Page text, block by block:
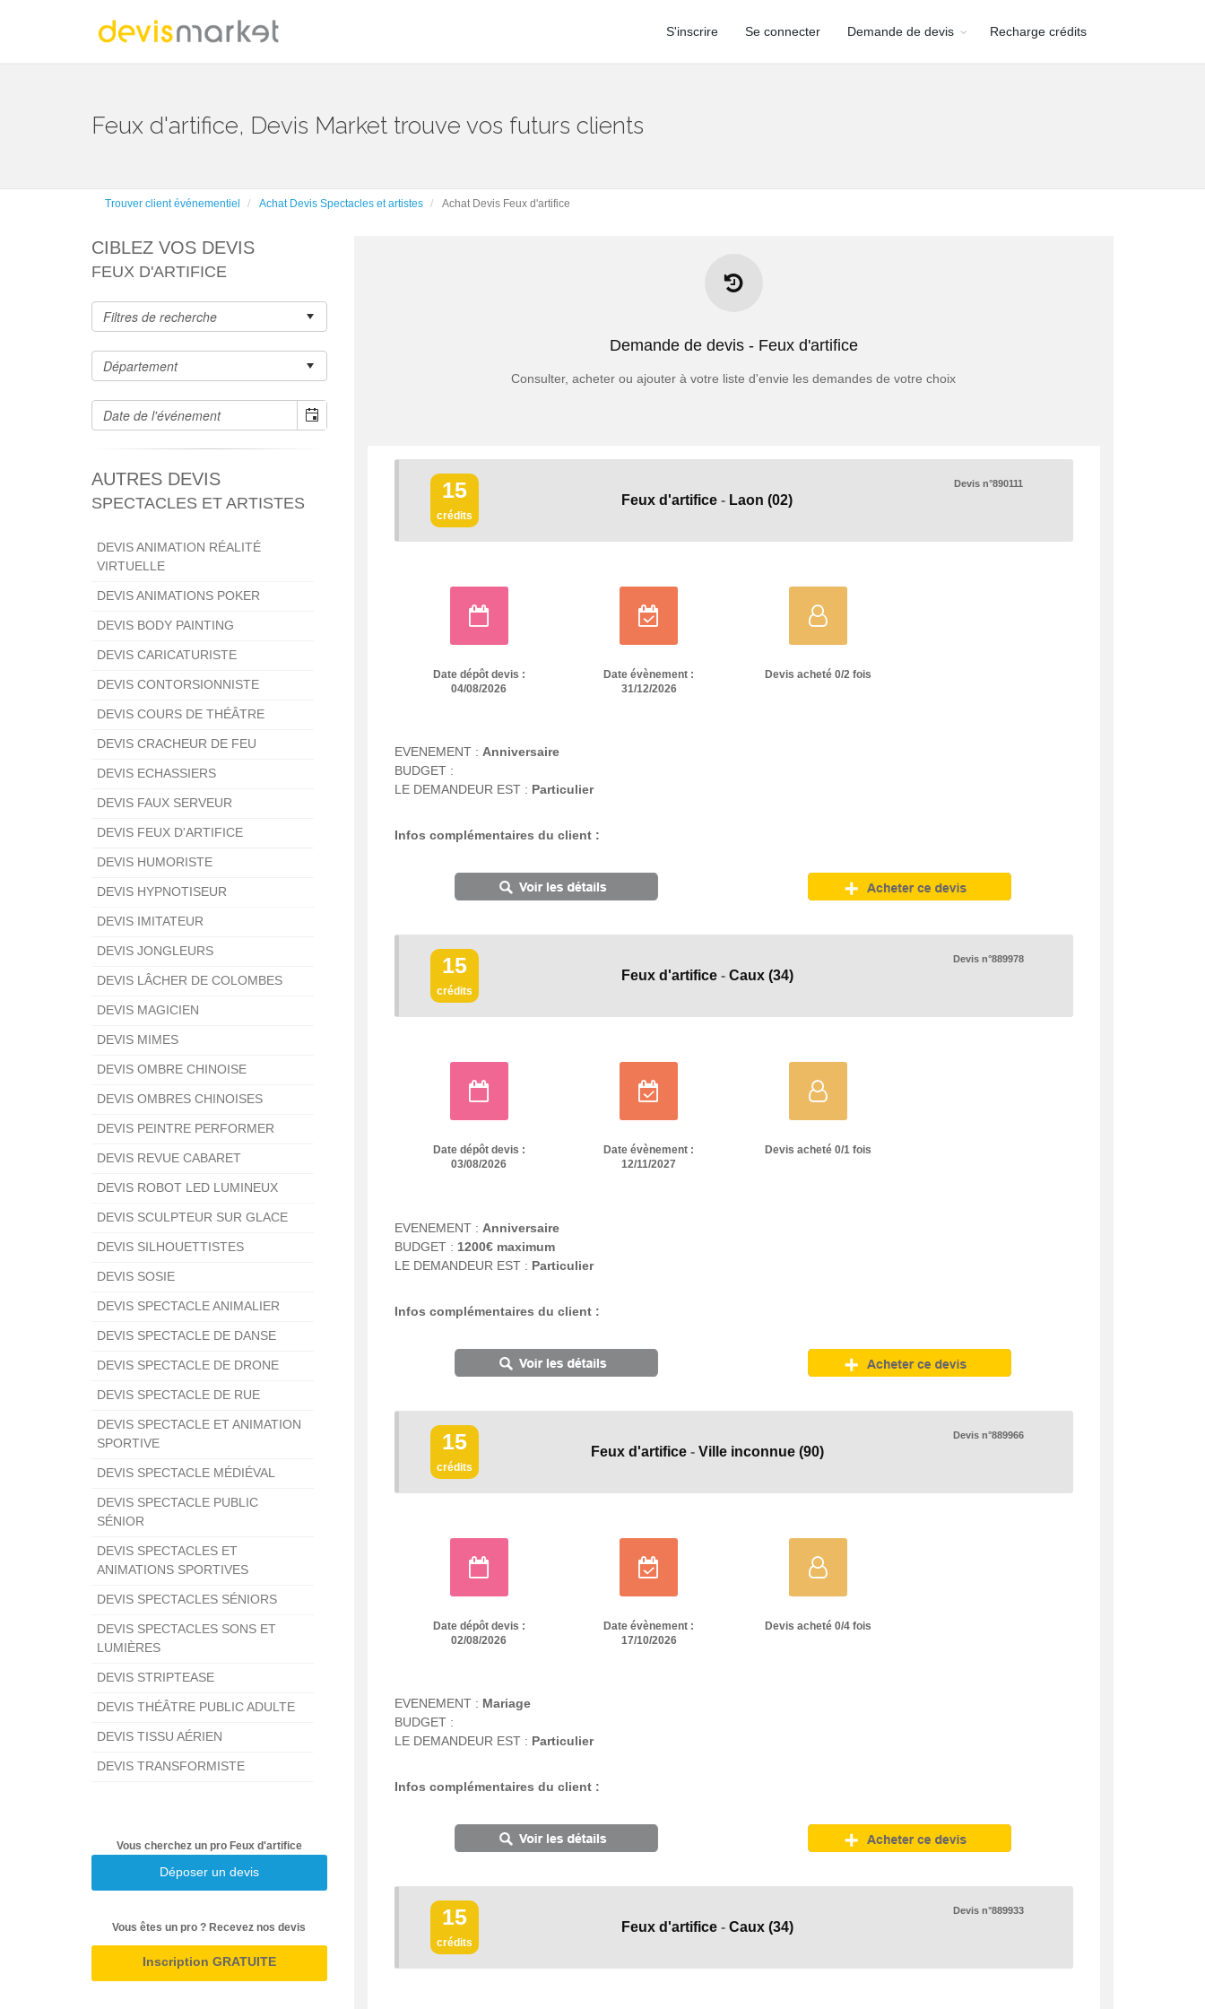
S'inscrire Se connecter Demande de devis Recharge crédits
Feux d'artifice, Devis Market trouve vos futurs clients
Trouver client événementiel Achat Devis Spectacles et artistes Achat Devis Feux d'artifice
CIBLEZ VOS DEVIS
FEUX D'ARTIFICE
AUTRES DEVIS
SPECTACLES ET ARTISTES
DEVIS ANIMATION RÉALITÉ
VIRTUELLE
DEVIS ANIMATIONS POKER
DEVIS BODY PAINTING
DEVIS CARICATURISTE
DEVIS CONTORSIONNISTE
DEVIS COURS DE THÉÂTRE
DEVIS CRACHEUR DE FEU
DEVIS ECHASSIERS
DEVIS FAUX SERVEUR
DEVIS FEUX D'ARTIFICE
DEVIS HUMORISTE
DEVIS HYPNOTISEUR
DEVIS IMITATEUR
DEVIS JONGLEURS
DEVIS LÂCHER DE COLOMBES
DEVIS MAGICIEN
DEVIS MIMES
DEVIS OMBRE CHINOISE
DEVIS OMBRES CHINOISES
DEVIS PEINTRE PERFORMER
DEVIS REVUE CABARET
DEVIS ROBOT LED LUMINEUX
DEVIS SCULPTEUR SUR GLACE
DEVIS SILHOUETTISTES
DEVIS SOSIE
DEVIS SPECTACLE ANIMALIER
DEVIS SPECTACLE DE DANSE
DEVIS SPECTACLE DE DRONE
DEVIS SPECTACLE DE RUE
DEVIS SPECTACLE ET ANIMATION
SPORTIVE
DEVIS SPECTACLE MÉDIÉVAL
DEVIS SPECTACLE PUBLIC
SÉNIOR
DEVIS SPECTACLES ET
ANIMATIONS SPORTIVES
DEVIS SPECTACLES SÉNIORS
DEVIS SPECTACLES SONS ET
LUMIÈRES
DEVIS STRIPTEASE
DEVIS THÉÂTRE PUBLIC ADULTE
DEVIS TISSU AÉRIEN
DEVIS TRANSFORMISTE
Vous cherchez un pro Feux d'artifice
Déposer un devis
Vous êtes un pro ? Recevez nos devis
Inscription GRATUITE
Demande de devis - Feux d'artifice
Consulter, acheter ou ajouter à votre liste d'envie les demandes de votre choix
Les points forts des Demandes de devis Devis Market
- Vous pouvez choisir d'acheter vos demandes avec l'option EXCLUSIVITE pour supprimer toute concurrence.
- Choisissez d’acheter vos demandes avec l’option ASSURANCE, vous avez alors la garantie d’être remboursé de votre achat
15
crédits
Feux d'artifice - Laon (02)
Devis n°890111
Date dépôt devis :
04/08/2026
Date évènement :
31/12/2026
Devis acheté0/2 fois
EVENEMENT : Anniversaire
BUDGET :
LE DEMANDEUR EST : Particulier
Infos complémentaires du client :
15
crédits
Feux d'artifice- Caux (34)
Devis n°889978
Date dépôt devis :
03/08/2026
Date évènement :
12/11/2027
Devis acheté0/1 fois
EVENEMENT : Anniversaire
BUDGET : 1200€ maximum
LE DEMANDEUR EST : Particulier
Infos complémentaires du client :
15
crédits
Feux d'artifice- Ville inconnue (90)
Devis n°889966
Date dépôt devis :
02/08/2026
Date évènement :
17/10/2026
Devis acheté0/4 fois
EVENEMENT : Mariage
BUDGET :
LE DEMANDEUR EST : Particulier
Infos complémentaires du client :
15
crédits
Feux d'artifice- Caux (34)
Devis n°889933